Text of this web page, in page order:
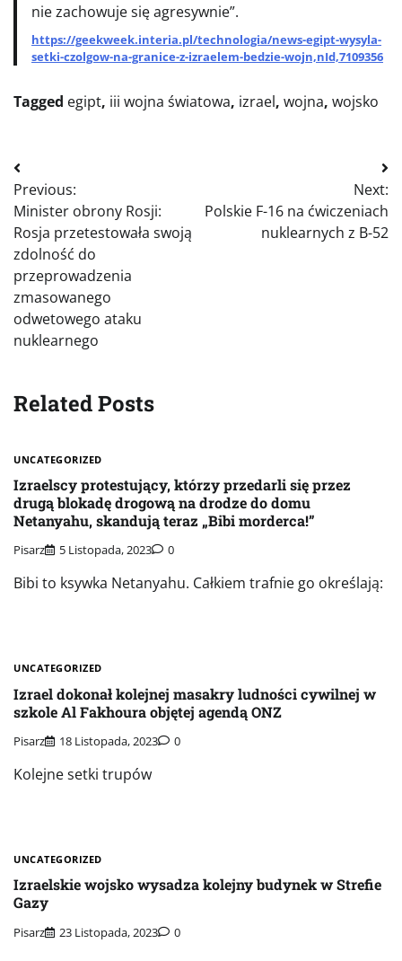
nie zachowuje się agresywnie”.
https://geekweek.interia.pl/technologia/news-egipt-wysyla-
setki-czolgow-na-granice-z-izraelem-bedzie-wojn,nId,7109356
Tagged egipt, iii wojna światowa, izrael, wojna, wojsko
Nawigacja
wpisu
Previous:
Minister obrony Rosji:
Rosja przetestowała swoją
zdolność do
przeprowadzenia
zmasowanego
odwetowego ataku
nuklearnego
Next:
Polskie F-16 na ćwiczeniach
nuklearnych z B-52
Related Posts
UNCATEGORIZED
Izraelscy protestujący, którzy przedarli się przez
drugą blokadę drogową na drodze do domu
Netanyahu, skandują teraz „Bibi morderca!”
Pisarz 5 Listopada, 2023 0
Bibi to ksywka Netanyahu. Całkiem trafnie go określają:
UNCATEGORIZED
Izrael dokonał kolejnej masakry ludności cywilnej w
szkole Al Fakhoura objętej agendą ONZ
Pisarz 18 Listopada, 2023 0
Kolejne setki trupów
UNCATEGORIZED
Izraelskie wojsko wysadza kolejny budynek w Strefie
Gazy
Pisarz 23 Listopada, 2023 0